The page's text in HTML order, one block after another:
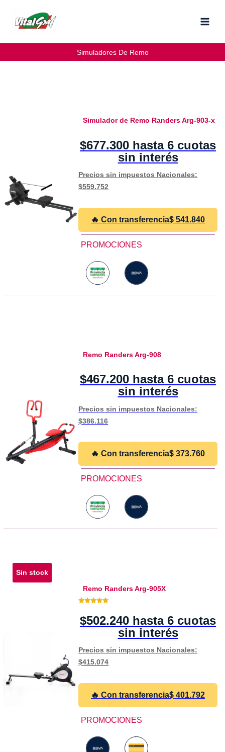
contenido
Simuladores De Remo
Simulador de Remo Randers Arg-903-x
$677.300 hasta 6 cuotas
sin interés
Precios sin impuestos Nacionales:
$559.752
🔥 Con transferencia$ 541.840
PROMOCIONES
Remo Randers Arg-908
$467.200 hasta 6 cuotas
sin interés
Precios sin impuestos Nacionales:
$386.116
🔥 Con transferencia$ 373.760
PROMOCIONES
Remo Randers Arg-905X
$502.240 hasta 6 cuotas
sin interés
Precios sin impuestos Nacionales:
$415.074
🔥 Con transferencia$ 401.792
PROMOCIONES
Sin stock